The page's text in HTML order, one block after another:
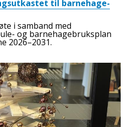
til barnehage-
i samband med
og barnehagebruksplan
2026–2031.